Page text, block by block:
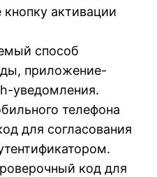
активации
способ
приложение-
уведомления.
телефона
для согласования
код для